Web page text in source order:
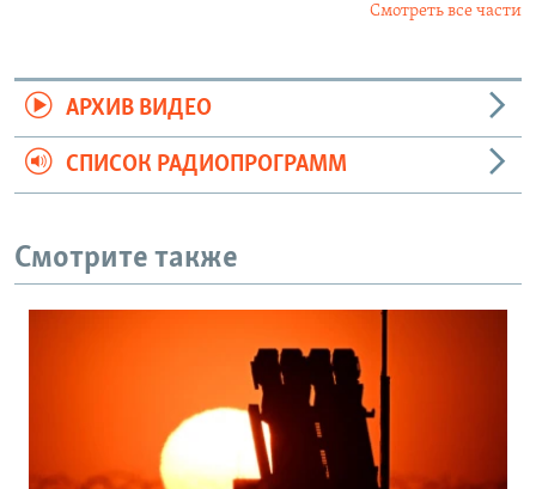
Смотреть все части
АРХИВ ВИДЕО
СПИСОК РАДИОПРОГРАММ
Смотрите также